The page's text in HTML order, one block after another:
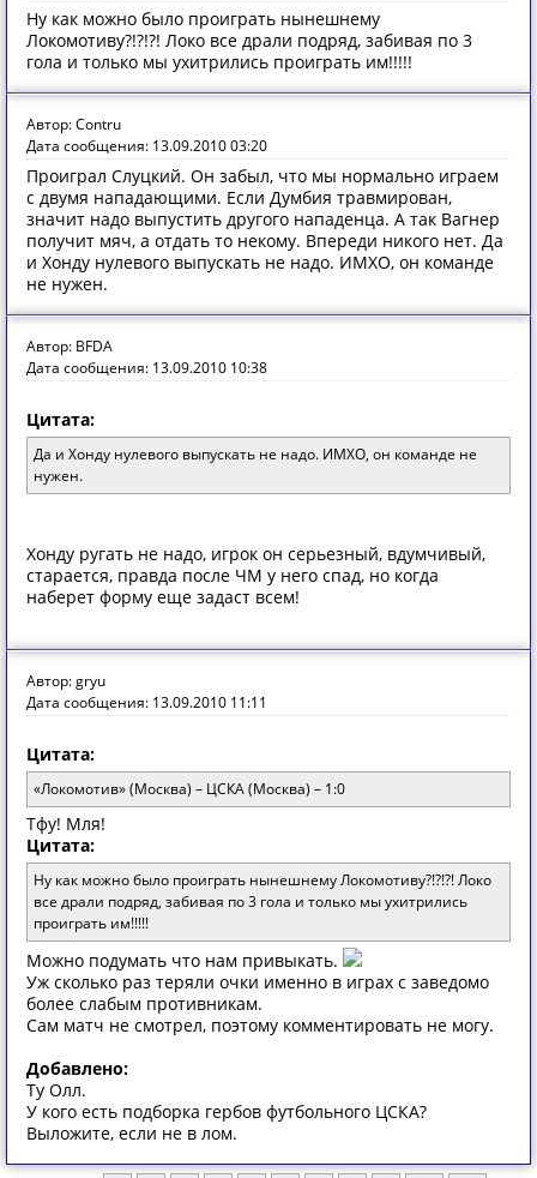
Ну как можно было проиграть нынешнему
Локомотиву?!?!?! Локо все драли подряд, забивая по 3
гола и только мы ухитрились проиграть им!!!!!
Автор: Contru
Дата сообщения: 13.09.2010 03:20
Проиграл Слуцкий. Он забыл, что мы нормально играем
с двумя нападающими. Если Думбия травмирован,
значит надо выпустить другого нападенца. А так Вагнер
получит мяч, а отдать то некому. Впереди никого нет. Да
и Хонду нулевого выпускать не надо. ИМХО, он команде
не нужен.
Автор: BFDA
Дата сообщения: 13.09.2010 10:38
Цитата:
Да и Хонду нулевого выпускать не надо. ИМХО, он команде не
нужен.
Хонду ругать не надо, игрок он серьезный, вдумчивый,
старается, правда после ЧМ у него спад, но когда
наберет форму еще задаст всем!
Автор: gryu
Дата сообщения: 13.09.2010 11:11
Цитата:
«Локомотив» (Москва) – ЦСКА (Москва) – 1:0
Тфу! Мля!
Цитата:
Ну как можно было проиграть нынешнему Локомотиву?!?!?! Локо
все драли подряд, забивая по 3 гола и только мы ухитрились
проиграть им!!!!!
Можно подумать что нам привыкать.
Уж сколько раз теряли очки именно в играх с заведомо
более слабым противникам.
Сам матч не смотрел, поэтому комментировать не могу.
Добавлено:
Ту Олл.
У кого есть подборка гербов футбольного ЦСКА?
Выложите, если не в лом.